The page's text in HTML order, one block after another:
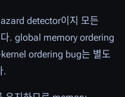
detector이지 모든
. global memory ordering
ordering bug는 별도
.